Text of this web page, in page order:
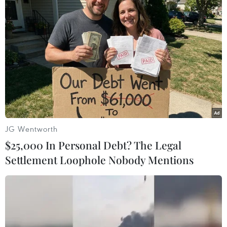
hơn. Con mong muốn ba mẹ ở nhà giữ gìn sức
khỏe và mau chóng vượt qua đại dịch.”/.
(TTXVN/Vietnam+)
JG Wentworth
$25,000 In Personal Debt? The Legal
Settlement Loophole Nobody Mentions